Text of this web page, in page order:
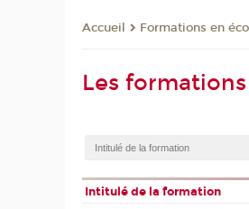
Accueil Formations en
Les
Intitulé de la formation